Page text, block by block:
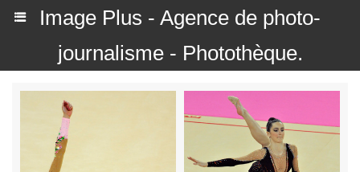
Image Plus - Agence de photo-
journalisme - Photothèque.